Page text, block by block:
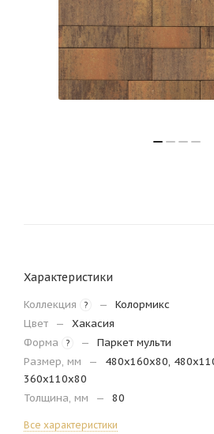
Характеристики
Коллекция ? —
Колормикс
Цвет
—
Хакасия
Форма
? —
Паркет мульти
Размер, мм
—
480х160х80,
360х110х80
Толщина, мм
— 80
Все характеристики